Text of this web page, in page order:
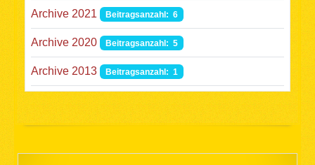
Archive 2021 Beitragsanzahl: 6
Archive 2020 Beitragsanzahl: 5
Archive 2013 Beitragsanzahl: 1